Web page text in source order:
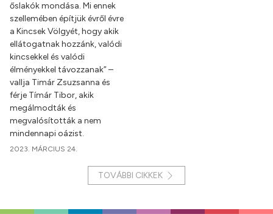
őslakók mondása. Mi ennek
szellemében építjük évről évre
a Kincsek Völgyét, hogy akik
ellátogatnak hozzánk, valódi
kincsekkel és valódi
élményekkel távozzanak” –
vallja Timár Zsuzsanna és
férje Tímár Tibor, akik
megálmodták és
megvalósították a nem
mindennapi oázist.
2023. MÁRCIUS 24.
TOVÁBBI CIKKEK